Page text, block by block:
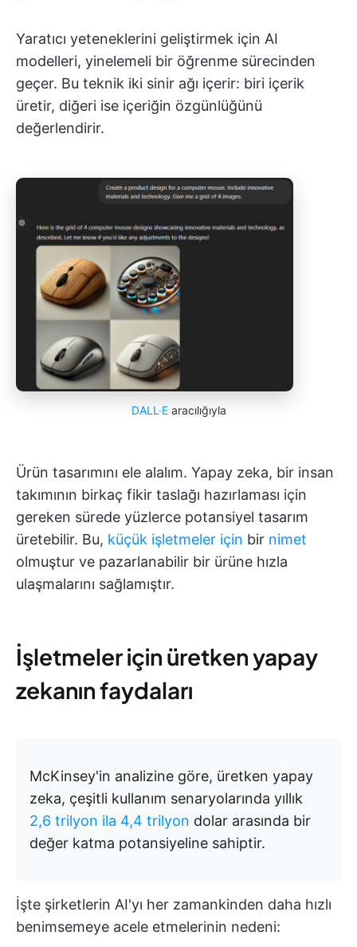
Yaratıcı yeteneklerini geliştirmek için AI
modelleri, yinelemeli bir öğrenme sürecinden
geçer. Bu teknik iki sinir ağı içerir: biri içerik
üretir, diğeri ise içeriğin özgünlüğünü
değerlendirir.
DALL·Earacılığıyla
Ürün tasarımını ele alalım. Yapay zeka, bir insan
takımının birkaç fikir taslağı hazırlaması için
gereken sürede yüzlerce potansiyel tasarım
üretebilir. Bu, küçük işletmeler için bir nimet
olmuştur ve pazarlanabilir bir ürüne hızla
ulaşmalarını sağlamıştır.
İşletmeler için üretken yapay
zekanın faydaları
McKinsey'in analizine göre, üretken yapay
zeka, çeşitli kullanım senaryolarında yıllık
2,6 trilyon ila 4,4 trilyon dolar arasında bir
değer katma potansiyeline sahiptir.
İşte şirketlerin AI'yı her zamankinden daha hızlı
benimsemeye acele etmelerinin nedeni: